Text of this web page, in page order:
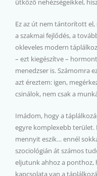
ütköző nehézségeikkel,
Ez az út nem tántorított
a szakmai fejlődés, a
okleveles modern
– ezt kiegészítve –
menedzser is. Számomra
azt éreztem: igen,
csinálok, nem csak a
Imádom, hogy a
egyre komplexebb terület.
mennyit eszik… ennél
szociológián át számos
eljutunk ahhoz a ponthoz,
kapcsolata van a